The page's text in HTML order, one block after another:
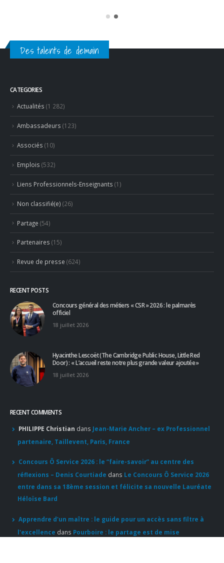
Des talents de demain
CATEGORIES
Actualités (1 282)
Ambassadeurs (123)
Associés (10)
Emplois (532)
Liens Professionnels-Enseignants (1)
Non classifié(e) (26)
Partage (54)
Partenaires (15)
Revue de presse (624)
RECENT POSTS
Concours général des métiers « CSR » 2026 : le palmarès
officiel
18 juillet 2026
Hyacinthe Lescoët (The Cambridge Public House, Little Red
Door) : « L’accueil reste notre plus grande valeur ajoutée »
18 juillet 2026
RECENT COMMENTS
PHILIPPE Christian dans Jean-Marie Ancher – ex Professionnel
partenaire, Taillevent, Paris, France
Concours Ô Service 2026 : le “faire-savoir” au centre des
réflexions – Denis Courtiade dans Le Concours Ô Service 2026
entre dans sa 18ème session et félicite sa nouvelle Lauréate
Héloïse Bard
Apprendre d'un maître : le guide pour un accès sans filtre à
l'excellence dans Pourboire : le partage est de mise